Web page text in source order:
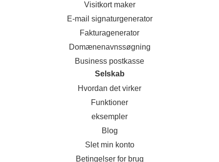
Visitkort maker
E-mail signaturgenerator
Fakturagenerator
Domænenavnssøgning
Business postkasse
Selskab
Hvordan det virker
Funktioner
eksempler
Blog
Slet min konto
Betingelser for brug